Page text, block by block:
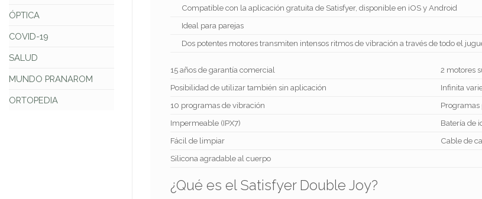
ÓPTICA
COVID-19
SALUD
MUNDO PRANAROM
ORTOPEDIA
Compatible con la aplicación gratuita de Satisfyer, disponible en iOS y Android
Ideal para parejas
Dos potentes motores transmiten intensos ritmos de vibración a través de todo el
15 años de garantía comercial
2 motores
Posibilidad de utilizar también sin aplicación
Infinita
10 programas de vibración
Programas
Impermeable (IPX7)
Batería de
Fácil de limpiar
Cable de
Silicona agradable al cuerpo
¿Qué es el Satisfyer Double Joy?